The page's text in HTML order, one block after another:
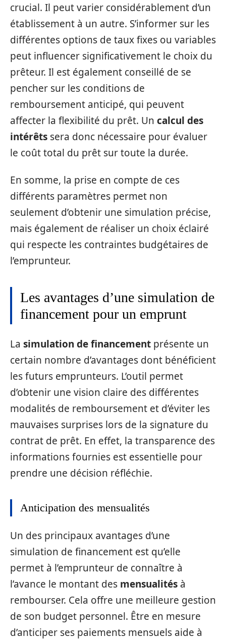
crucial. Il peut varier considérablement d’un
établissement à un autre. S’informer sur les
différentes options de taux fixes ou variables
peut influencer significativement le choix du
prêteur. Il est également conseillé de se
pencher sur les conditions de
remboursement anticipé, qui peuvent
affecter la flexibilité du prêt. Un calcul des
intérêts sera donc nécessaire pour évaluer
le coût total du prêt sur toute la durée.
En somme, la prise en compte de ces
différents paramètres permet non
seulement d’obtenir une simulation précise,
mais également de réaliser un choix éclairé
qui respecte les contraintes budgétaires de
l’emprunteur.
Les avantages d’une simulation de
financement pour un emprunt
La simulation de financement présente un
certain nombre d’avantages dont bénéficient
les futurs emprunteurs. L’outil permet
d’obtenir une vision claire des différentes
modalités de remboursement et d’éviter les
mauvaises surprises lors de la signature du
contrat de prêt. En effet, la transparence des
informations fournies est essentielle pour
prendre une décision réfléchie.
Anticipation des mensualités
Un des principaux avantages d’une
simulation de financement est qu’elle
permet à l’emprunteur de connaître à
l’avance le montant des mensualités à
rembourser. Cela offre une meilleure gestion
de son budget personnel. Être en mesure
d’anticiper ses paiements mensuels aide à